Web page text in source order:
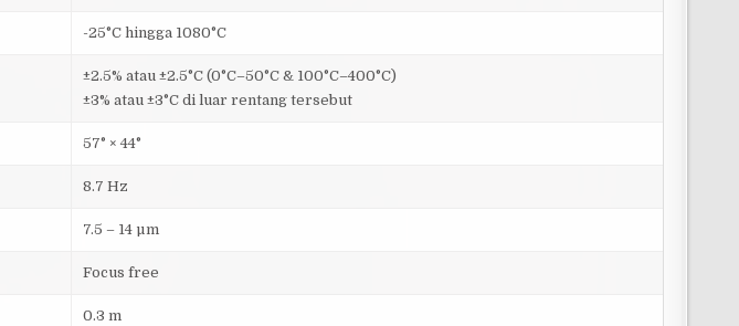
-25°C hingga 1080°C
±2.5% atau ±2.5°C (0°C–50°C & 100°C–400°C)
±3% atau ±3°C di luar rentang tersebut
57° × 44°
8.7 Hz
7.5 – 14 µm
Focus free
0.3 m